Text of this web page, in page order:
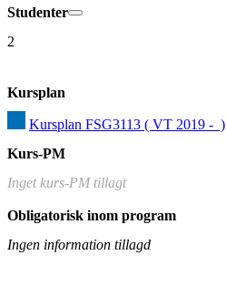
Studenter
2
Kursplan
Kursplan FSG3113 ( VT 2019 -  )
Kurs-PM
Inget kurs-PM tillagt
Obligatorisk inom program
Ingen information tillagd